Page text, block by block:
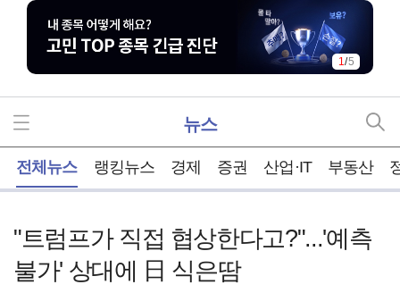
1/5
뉴스
전체뉴스 랭킹뉴스 경제 증권 산업·IT 부동산
"트럼프가 직접 협상한다고?"...'예측
불가' 상대에 日 식은땀